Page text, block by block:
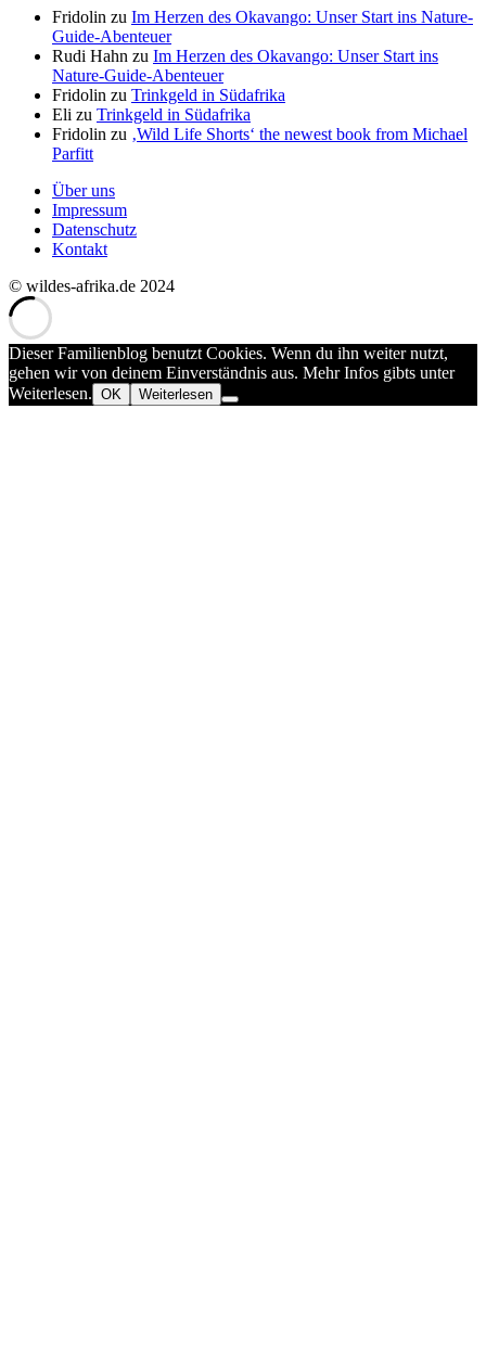
Fridolin zu Im Herzen des Okavango: Unser Start ins Nature-
Guide-Abenteuer
Rudi Hahn zu Im Herzen des Okavango: Unser Start ins
Nature-Guide-Abenteuer
Fridolin zu Trinkgeld in Südafrika
Eli zu Trinkgeld in Südafrika
Fridolin zu ‚Wild Life Shorts‘ the newest book from Michael
Parfitt
Über uns
Impressum
Datenschutz
Kontakt
© wildes-afrika.de 2024
Dieser Familienblog benutzt Cookies. Wenn du ihn weiter nutzt,
gehen wir von deinem Einverständnis aus. Mehr Infos gibts unter
Weiterlesen. OK Weiterlesen